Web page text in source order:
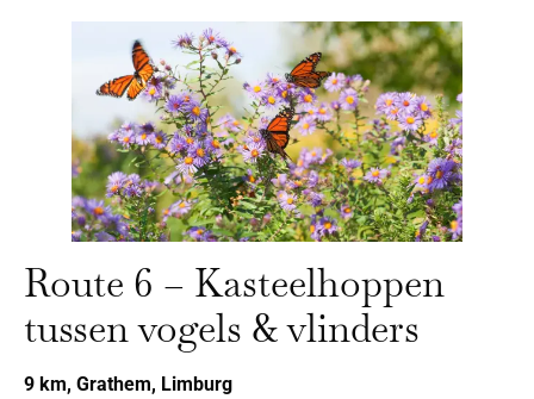
Route 6 – Kasteelhoppen
tussen vogels & vlinders
9 km, Grathem, Limburg